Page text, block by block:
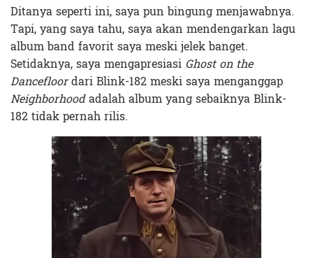
Ditanya seperti ini, saya pun bingung menjawabnya.
Tapi, yang saya tahu, saya akan mendengarkan lagu
album band favorit saya meski jelek banget.
Setidaknya, saya mengapresiasi Ghost on the
Dancefloordari Blink-182 meski saya menganggap
Neighborhoodadalah album yang sebaiknya Blink-
182 tidak pernah rilis.